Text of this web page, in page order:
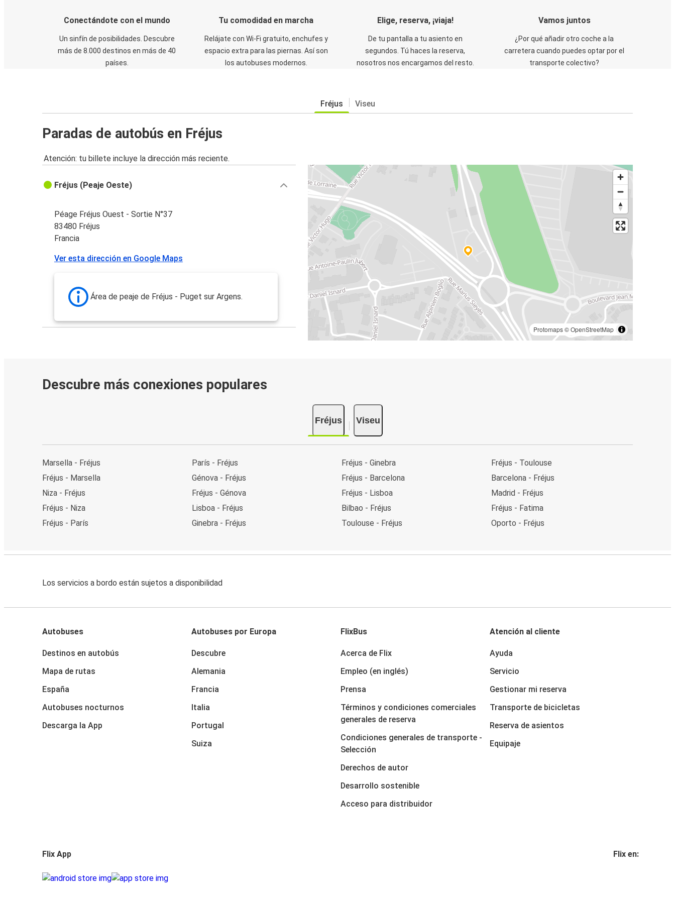
Conectándote con el mundo
Un sinfín de posibilidades. Descubre
más de 8.000 destinos en más de 40
países.
Tu comodidad en marcha
Relájate con Wi-Fi gratuito, enchufes y
espacio extra para las piernas. Así son
los autobuses modernos.
Elige, reserva, ¡viaja!
De tu pantalla a tu asiento en
segundos. Tú haces la reserva,
nosotros nos encargamos del resto.
Vamos juntos
¿Por qué añadir otro coche a la
carretera cuando puedes optar por el
transporte colectivo?
Fréjus Viseu
Paradas de autobús en Fréjus
Atención: tu billete incluye la dirección más reciente.
Protomaps©OpenStreetMap
Fréjus (Peaje Oeste)
Péage Fréjus Ouest - Sortie N°37
83480 Fréjus
Francia
Ver esta dirección en Google Maps
Área de peaje de Fréjus - Puget sur Argens.
Descubre más conexiones populares
Fréjus Viseu
Marsella - Fréjus
Fréjus - Marsella
Niza - Fréjus
Fréjus - Niza
Fréjus - París
París - Fréjus
Génova - Fréjus
Fréjus - Génova
Lisboa - Fréjus
Ginebra - Fréjus
Fréjus - Ginebra
Fréjus - Barcelona
Fréjus - Lisboa
Bilbao - Fréjus
Toulouse - Fréjus
Fréjus - Toulouse
Barcelona - Fréjus
Madrid - Fréjus
Fréjus - Fatima
Oporto - Fréjus
Los servicios a bordo están sujetos a disponibilidad
Autobuses
Destinos en autobús
Mapa de rutas
España
Autobuses nocturnos
Descarga la App
Autobuses por Europa
Descubre
Alemania
Francia
Italia
Portugal
Suiza
FlixBus
Acerca de Flix
Empleo (en inglés)
Prensa
Términos y condiciones comerciales
generales de reserva
Condiciones generales de transporte -
Selección
Derechos de autor
Desarrollo sostenible
Acceso para distribuidor
Atención al cliente
Ayuda
Servicio
Gestionar mi reserva
Transporte de bicicletas
Reserva de asientos
Equipaje
Flix App Flix en: